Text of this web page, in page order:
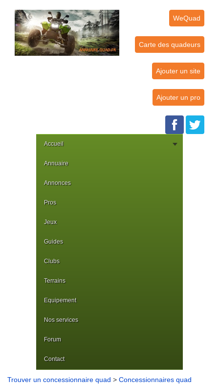
WeQuad
Carte des quadeurs
Ajouter un site
Ajouter un pro
Accueil
Annuaire
Annonces
Pros
Jeux
Guides
Clubs
Terrains
Equipement
Nos services
Forum
Contact
Trouver un concessionnaire quad > Concessionnaires quad